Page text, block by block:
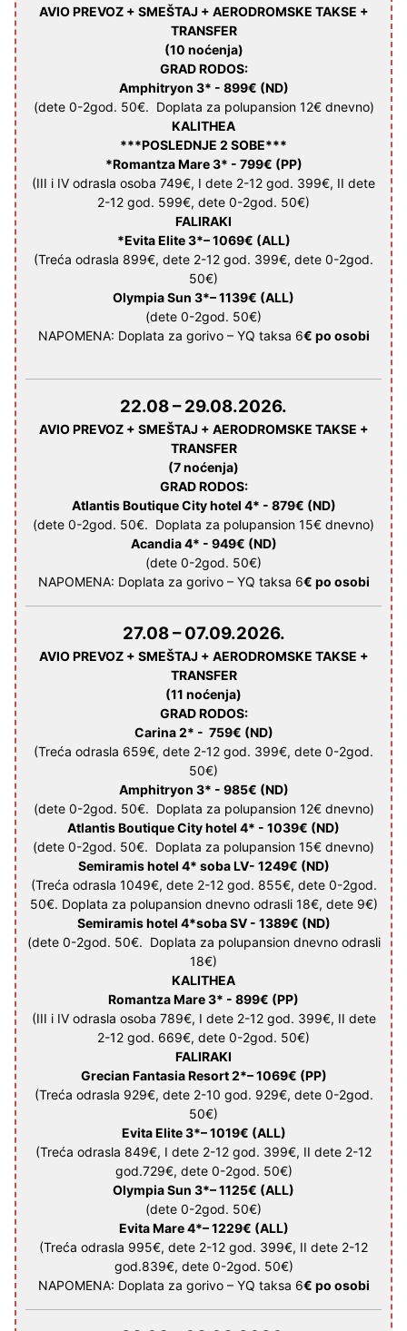
AVIO PREVOZ + SMEŠTAJ + AERODROMSKE TAKSE +
TRANSFER
(10 noćenja)
GRAD RODOS:
Amphitryon 3* - 899€ (ND)
(dete 0-2god. 50€. Doplata za polupansion 12€ dnevno)
KALITHEA
***POSLEDNJE 2 SOBE***
*Romantza Mare 3* - 799€ (PP)
(III i IV odrasla osoba 749€, I dete 2-12 god. 399€, II dete
2-12 god. 599€, dete 0-2god. 50€)
FALIRAKI
*Evita Elite 3*–1069€ (ALL)
(Treća odrasla 899€, dete 2-12 god. 399€, dete 0-2god.
50€)
Olympia Sun 3*–1139€ (ALL)
(dete 0-2god. 50€)
NAPOMENA: Doplata za gorivo – YQ taksa 6€ po osobi
22.08 – 29.08.2026.
AVIO PREVOZ + SMEŠTAJ + AERODROMSKE TAKSE +
TRANSFER
(7 noćenja)
GRAD RODOS:
Atlantis Boutique City hotel 4* - 879€ (ND)
(dete 0-2god. 50€. Doplata za polupansion 15€ dnevno)
Acandia 4* - 949€ (ND)
(dete 0-2god. 50€)
NAPOMENA: Doplata za gorivo – YQ taksa 6€ po osobi
27.08 – 07.09.2026.
AVIO PREVOZ + SMEŠTAJ + AERODROMSKE TAKSE +
TRANSFER
(11 noćenja)
GRAD RODOS:
Carina 2* - 759€ (ND)
(Treća odrasla 659€, dete 2-12 god. 399€, dete 0-2god.
50€)
Amphitryon 3* - 985€ (ND)
(dete 0-2god. 50€. Doplata za polupansion 12€ dnevno)
Atlantis Boutique City hotel 4* - 1039€ (ND)
(dete 0-2god. 50€. Doplata za polupansion 15€ dnevno)
Semiramis hotel 4* soba LV- 1249€ (ND)
(Treća odrasla 1049€, dete 2-12 god. 855€, dete 0-2god.
50€. Doplata za polupansion dnevno odrasli 18€, dete 9€)
Semiramis hotel 4*soba SV - 1389€ (ND)
(dete 0-2god. 50€. Doplata za polupansion dnevno odrasli
18€)
KALITHEA
Romantza Mare 3* - 899€ (PP)
(III i IV odrasla osoba 789€, I dete 2-12 god. 399€, II dete
2-12 god. 669€, dete 0-2god. 50€)
FALIRAKI
Grecian Fantasia Resort 2*–1069€ (PP)
(Treća odrasla 929€, dete 2-10 god. 929€, dete 0-2god.
50€)
Evita Elite 3*–1019€ (ALL)
(Treća odrasla 849€, I dete 2-12 god. 399€, II dete 2-12
god.729€, dete 0-2god. 50€)
Olympia Sun 3*–1125€ (ALL)
(dete 0-2god. 50€)
Evita Mare 4*–1229€ (ALL)
(Treća odrasla 995€, dete 2-12 god. 399€, II dete 2-12
god.839€, dete 0-2god. 50€)
NAPOMENA: Doplata za gorivo – YQ taksa 6€ po osobi